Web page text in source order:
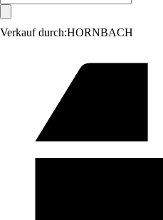
Verkauf durch:HORNBACH